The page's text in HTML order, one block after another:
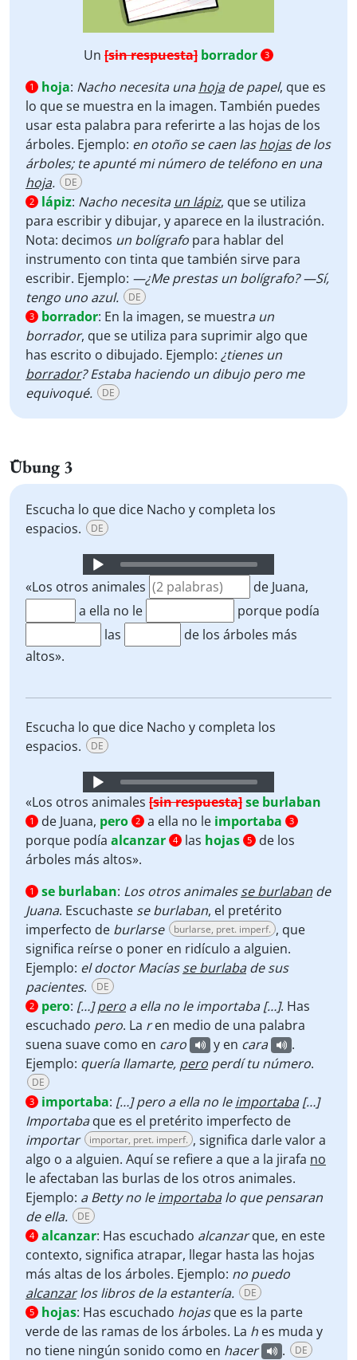
Un [sin respuesta] borrador 3
1 hoja: Nacho necesita unahojade papel, que es
lo que se muestra en la imagen. También puedes
usar esta palabra para referirte a las hojas de los
árboles. Ejemplo: en otoño se caen lashojasde los
árboles; te apunté mi número de teléfono en una
hoja. DE
2 lápiz: Nacho necesita un lápiz, que se utiliza
para escribir y dibujar, y aparece en la ilustración.
Nota: decimos un bolígrafo para hablar del
instrumento con tinta que también sirve para
escribir. Ejemplo: —¿Me prestas un bolígrafo? —Sí,
tengo uno azul.
DE
3 borrador: En la imagen, se muestra un
borrador, que se utiliza para suprimir algo que
has escrito o dibujado. Ejemplo: ¿tienes un
borrador? Estaba haciendo un dibujo pero me
equivoqué.
DE
Übung 3
Escucha lo que dice Nacho y completa los
espacios.
DE
Audio
Player
«Los otros animales
de Juana,
a ella no le
porque podía
las
de los árboles más
altos».
Escucha lo que dice Nacho y completa los
espacios.
DE
Audio
Player
«Los otros animales [sin respuesta]se burlaban
1 de Juana, pero 2 a ella no le importaba 3
porque podía alcanzar 4 las hojas 5
de los
árboles más altos».
1 se burlaban: Los otros animalesse burlaban de
Juana. Escuchaste se burlaban, el pretérito
imperfecto de burlarse burlarse, pret. imperf. , que
significa reírse o poner en ridículo a alguien.
Ejemplo: el doctor Macíasse burlabade sus
pacientes. DE
2 pero: […]pero a ella no le importaba […]. Has
escuchado pero. La ren medio de una palabra
suena suave como en caro y en cara
.
Ejemplo: quería llamarte, pero perdí tu número.
DE
3 importaba: […] pero a ella no leimportaba[…]
Importabaque es el pretérito imperfecto de
importar
importar, pret. imperf. , significa darle valor a
algo o a alguien. Aquí se refiere a que a la jirafa no
le afectaban las burlas de los otros animales.
Ejemplo: a Betty no leimportabalo que pensaran
de ella.
DE
4 alcanzar: Has escuchado alcanzarque, en este
contexto, significa atrapar, llegar hasta las hojas
más altas de los árboles. Ejemplo: no puedo
alcanzarlos libros de la estantería. DE
5 hojas: Has escuchado hojasque es la parte
verde de las ramas de los árboles. La h es muda y
no tiene ningún sonido como en hacer . DE